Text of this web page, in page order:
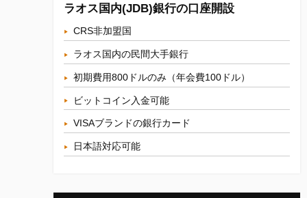
ラオス国内(JDB)銀行の口座開設
CRS非加盟国
ラオス国内の民間大手銀行
初期費用800ドルのみ（年会費100ドル）
ビットコイン入金可能
VISAブランドの銀行カード
日本語対応可能